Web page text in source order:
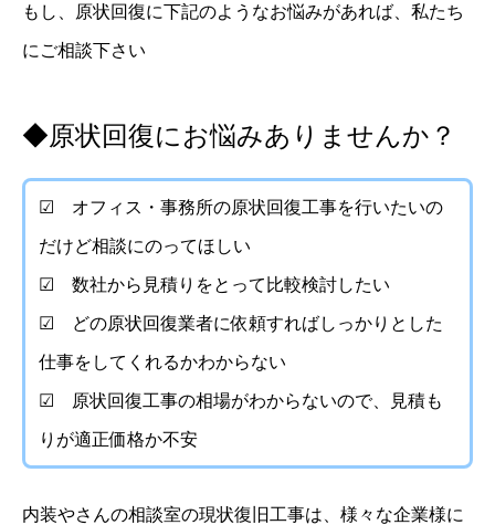
もし、原状回復に下記のようなお悩みがあれば、私たち
にご相談下さい
◆原状回復にお悩みありませんか？
☑ オフィス・事務所の原状回復工事を行いたいの
だけど相談にのってほしい
☑ 数社から見積りをとって比較検討したい
☑ どの原状回復業者に依頼すればしっかりとした
仕事をしてくれるかわからない
☑ 原状回復工事の相場がわからないので、見積も
りが適正価格か不安
内装やさんの相談室の現状復旧工事は、様々な企業様に